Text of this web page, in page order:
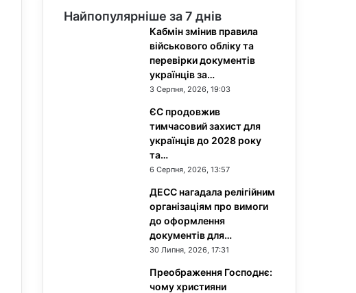
Найпопулярніше за 7 днів
Кабмін змінив правила
військового обліку та
перевірки документів
українців за…
3 Серпня, 2026, 19:03
ЄС продовжив
тимчасовий захист для
українців до 2028 року
та…
6 Серпня, 2026, 13:57
ДЕСС нагадала релігійним
організаціям про вимоги
до оформлення
документів для…
30 Липня, 2026, 17:31
Преображення Господнє:
чому християни